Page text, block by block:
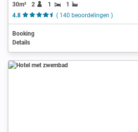
30m² 2 1
1
4.8
( 140 beoordelingen )
Booking
Details